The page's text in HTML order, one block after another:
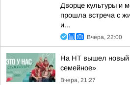
Дворце культуры и
прошла встреча с
и...
Вчера, 22:00
На НТ вышел новый
семейное»
Вчера, 21:27